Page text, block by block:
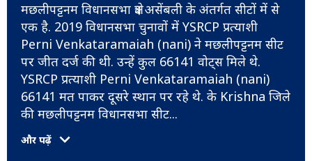
मछलीपट्टनम विधानसभा क्षेत्र असेंबली के अंतर्गत सीटों में से
एक है. 2019 विधानसभा चुनावों में YSRCP प्रत्याशी
Perni Venkataramaiah (nani) ने मछलीपट्टनम सीट
पर जीत दर्ज की थी. उन्हें कुल 66141 वोट्स मिले थे.
YSRCP प्रत्याशी Perni Venkataramaiah (nani)
66141 मत पाकर दूसरे स्थान पर रहे थे. के Krishna जिले
की मछलीपट्टनम विधानसभा सीट...
और पढ़ें